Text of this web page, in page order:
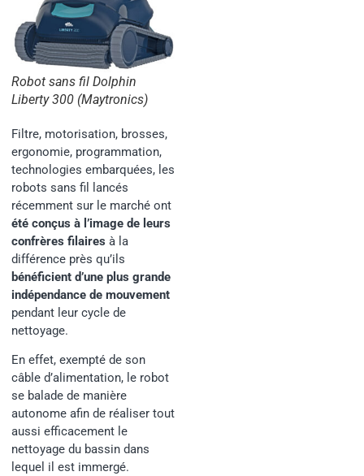
Robot sans fil Dolphin
Liberty 300 (Maytronics)
Filtre, motorisation, brosses,
ergonomie, programmation,
technologies embarquées, les
robots sans fil lancés
récemment sur le marché ont
été conçus à l’image de leurs
confrères filaires à la
différence près qu’ils
bénéficient d’une plus grande
indépendance de mouvement
pendant leur cycle de
nettoyage.
En effet, exempté de son
câble d’alimentation, le robot
se balade de manière
autonome afin de réaliser tout
aussi efficacement le
nettoyage du bassin dans
lequel il est immergé.